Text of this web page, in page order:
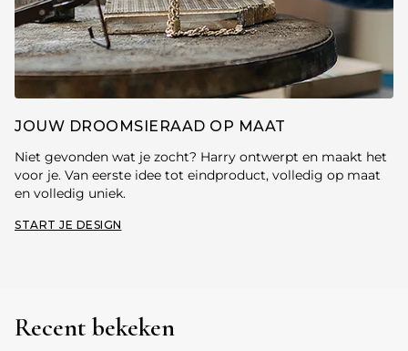
JOUW DROOMSIERAAD OP MAAT
Niet gevonden wat je zocht? Harry ontwerpt en maakt het
voor je. Van eerste idee tot eindproduct, volledig op maat
en volledig uniek.
START JE DESIGN
Recent bekeken